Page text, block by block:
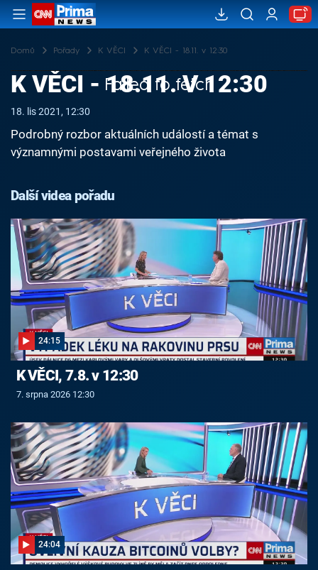
Domů Pořady K VĚCI K VĚCI - 18.11. v 12:30
Failed to fetch
K VĚCI - 18.11. V 12:30
18. lis 2021, 12:30
Podrobný rozbor aktuálních událostí a témat s
významnými postavami veřejného života
Další videa pořadu
24:15
K VĚCI, 7.8. v 12:30
7. srpna 2026 12:30
24:04